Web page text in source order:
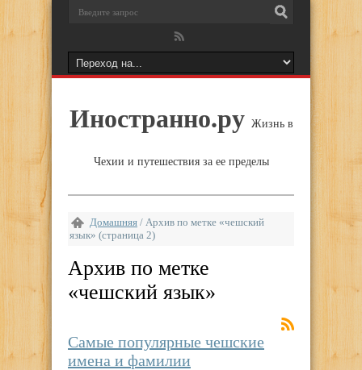
Иностранно.ру Жизнь в
Чехии и путешествия за ее пределы
Домашняя / Архив по метке «чешский
язык» (страница 2)
Архив по метке
«чешский язык»
Самые популярные чешские
имена и фамилии